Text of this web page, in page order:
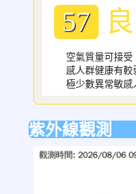
57 良
空氣質量可接
感人群健康有較
極少數異常敏
紫外線觀測